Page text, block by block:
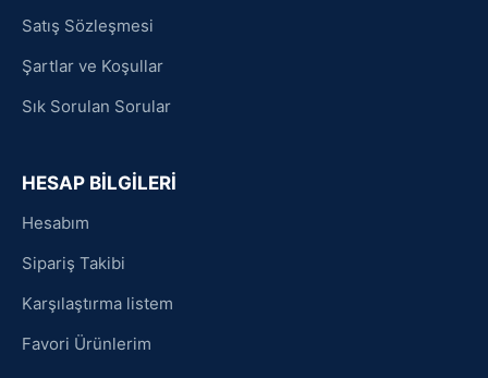
Satış Sözleşmesi
Şartlar ve Koşullar
Sık Sorulan Sorular
HESAP BİLGİLERİ
Hesabım
Sipariş Takibi
Karşılaştırma listem
Favori Ürünlerim